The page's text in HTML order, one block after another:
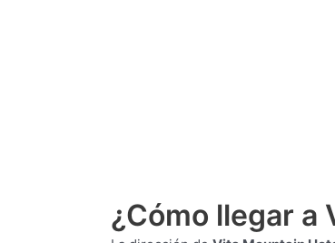
¿Cómo llegar a